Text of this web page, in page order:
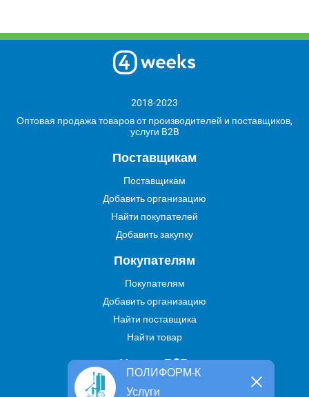
ПОЛИФОРМ-К
Услуги
2018-2023
Оптовая продажа товаров от производителей и поставщиков,
услуги B2B
Поставщикам
Поставщикам
Добавить организацию
Найти покупателей
Добавить закупку
Покупателям
Покупателям
Добавить организацию
Найти поставщика
Найти товар
Услуги В2В
Найти услугу